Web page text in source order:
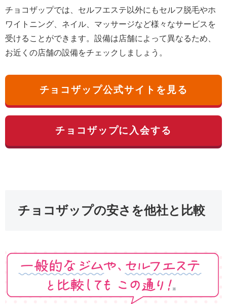
チョコザップでは、セルフエステ以外にもセルフ脱毛やホ
ワイトニング、ネイル、マッサージなど様々なサービスを
受けることができます。設備は店舗によって異なるため、
お近くの店舗の設備をチェックしましょう。
チョコザップ公式サイトを見る
チョコザップに入会する
チョコザップの安さを他社と比較